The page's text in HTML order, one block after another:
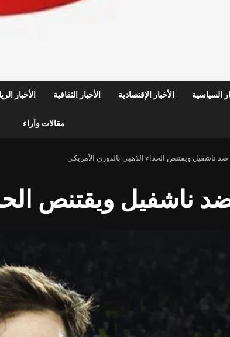
السياسية الأخبار الإقتصادية الأخبار الثقافية الأخبار
مقالات وآراء
ناشفيل ويقتنص الحذاء الذهبي بالدوري الأمريكي
ناشفيل ويقتنص